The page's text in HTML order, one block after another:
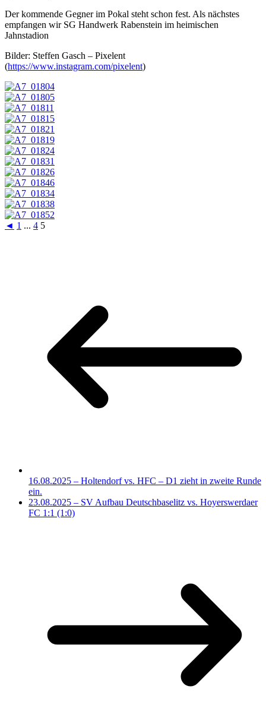
Der kommende Gegner im Pokal steht schon fest. Als nächstes
empfangen wir SG Handwerk Rabenstein im heimischen
Jahnstadion
Bilder: Steffen Gasch – Pixelent
(https://www.instagram.com/pixelent)
◄ 1 ... 4 5
16.08.2025 – Holtendorf vs. HFC – D1 zieht in zweite Runde
ein.
23.08.2025 – SV Aufbau Deutschbaselitz vs. Hoyerswerdaer
FC 1:1 (1:0)